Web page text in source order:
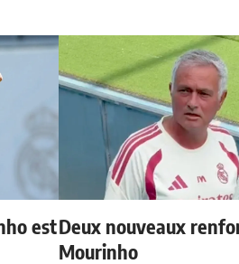
estDeux nouveaux
Mourinho